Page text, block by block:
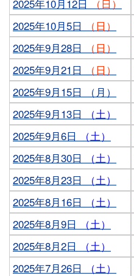
2025年10月12日 （日）
2025年10月5日
（日）
2025年9月28日
（日）
2025年9月21日
（日）
2025年9月15日 （月）
2025年9月13日
（土）
2025年9月6日
（土）
2025年8月30日
（土）
2025年8月23日
（土）
2025年8月16日
（土）
2025年8月9日
（土）
2025年8月2日
（土）
2025年7月26日
（土）